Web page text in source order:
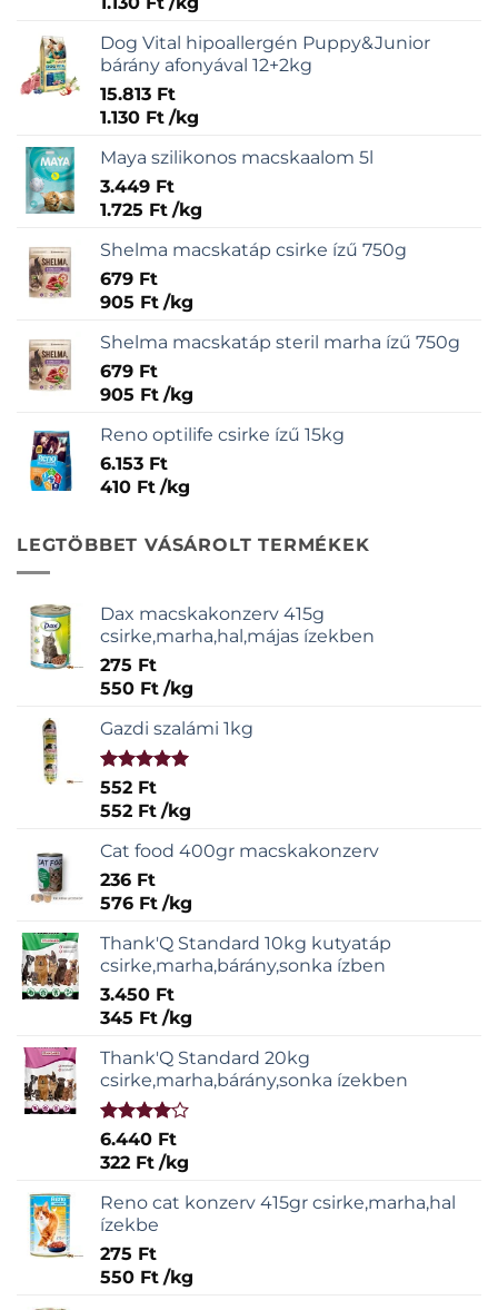
Dog Vital hipoallergén Puppy&Junior
bárány afonyával 12+2kg
15.813 Ft
1.130 Ft /kg
Maya szilikonos macskaalom 5l
3.449 Ft
1.725 Ft /kg
Shelma macskatáp csirke ízű 750g
679 Ft
905 Ft /kg
Shelma macskatáp steril marha ízű 750g
679 Ft
905 Ft /kg
Reno optilife csirke ízű 15kg
6.153 Ft
410 Ft /kg
LEGTÖBBET VÁSÁROLT TERMÉKEK
Dax macskakonzerv 415g
csirke,marha,hal,májas ízekben
275 Ft
550 Ft /kg
Gazdi szalámi 1kg
Értékelés:
5.00/ 5
552 Ft
552 Ft /kg
Cat food 400gr macskakonzerv
236 Ft
576 Ft /kg
Thank'Q Standard 10kg kutyatáp
csirke,marha,bárány,sonka ízben
3.450 Ft
345 Ft /kg
Thank'Q Standard 20kg
csirke,marha,bárány,sonka ízekben
Értékelés:
4.00 / 5
6.440 Ft
322 Ft /kg
Reno cat konzerv 415gr csirke,marha,hal
ízekbe
275 Ft
550 Ft /kg